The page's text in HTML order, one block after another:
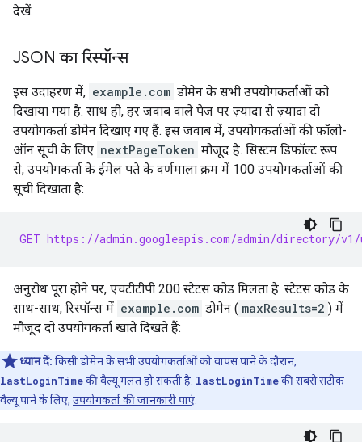
देखें.
JSON का रिस्पॉन्स
इस उदाहरण में, example.com डोमेन के सभी उपयोगकर्ताओं को
दिखाया गया है. साथ ही, हर जवाब वाले पेज पर ज़्यादा से ज़्यादा दो
उपयोगकर्ता डोमेन दिखाए गए हैं. इस जवाब में, उपयोगकर्ताओं की फ़ॉलो-
ऑन सूची के लिए nextPageToken मौजूद है. सिस्टम डिफ़ॉल्ट रूप
से, उपयोगकर्ता के ईमेल पते के वर्णमाला क्रम में 100 उपयोगकर्ताओं की
सूची दिखाता है:
GET https://admin.googleapis.com/admin/directory/v1/
अनुरोध पूरा होने पर, एचटीटीपी 200 स्टेटस कोड मिलता है. स्टेटस कोड के
साथ-साथ, रिस्पॉन्स में example.com डोमेन ( maxResults=2 ) में
मौजूद दो उपयोगकर्ता खाते दिखते हैं:
ध्यान दें: किसी डोमेन के सभी उपयोगकर्ताओं को वापस पाने के दौरान,
lastLoginTimeकी वैल्यू गलत हो सकती है. lastLoginTimeकी सबसे सटीक
वैल्यू पाने के लिए, उपयोगकर्ता की जानकारी पाएं